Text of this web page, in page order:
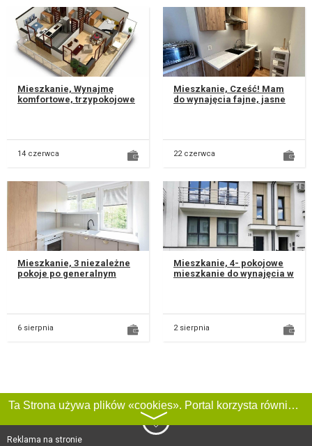
Mieszkanie, Wynajmę
komfortowe, trzy­pokojowe
14 czerwca
Mieszkanie, Cześć! Mam
do wynajęcia fajne, jasne
22 czerwca
Mieszkanie, 3 niezależne
pokoje po generalnym
6 sierpnia
Mieszkanie, 4- pokojowe
mieszkanie do wynajęcia w
2 sierpnia
Ta Strona używa plików «cookies». Portal korzysta również z serwisu internetowego do zbierania danych technicznych o odwiedzających w celu uzyskania informacji marketingowych i statystycznych. Warunki przetwarzania danych odwiedzających Stronę, patrz:
〉
Reklama na stronie